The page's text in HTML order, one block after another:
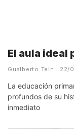
El aula ideal
Gualberto Tein 22/
La educación
profundos de su
inmediato